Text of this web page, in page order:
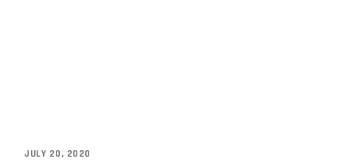
JULY 20, 2020